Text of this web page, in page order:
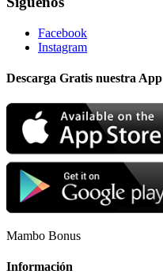
Facebook
Instagram
Descarga Gratis nuestra App
Mambo Bonus
Información